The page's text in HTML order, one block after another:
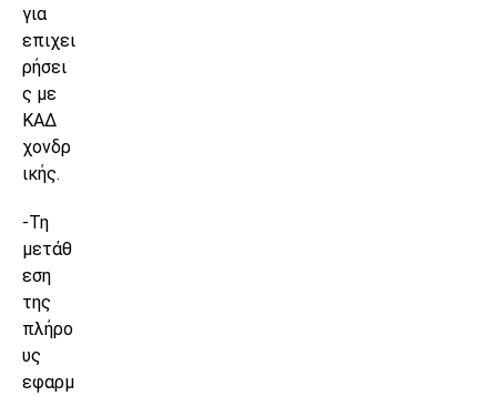
για
επιχει
ρήσει
ς με
ΚΑΔ
χονδρ
ικής.
-Τη
μετάθ
εση
της
πλήρο
υς
εφαρμ